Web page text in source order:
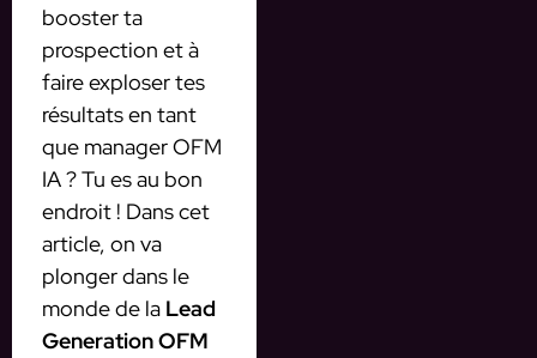
booster ta
prospection et à
faire exploser tes
résultats en tant
que manager OFM
IA ? Tu es au bon
endroit ! Dans cet
article, on va
plonger dans le
monde de la Lead
Generation OFM